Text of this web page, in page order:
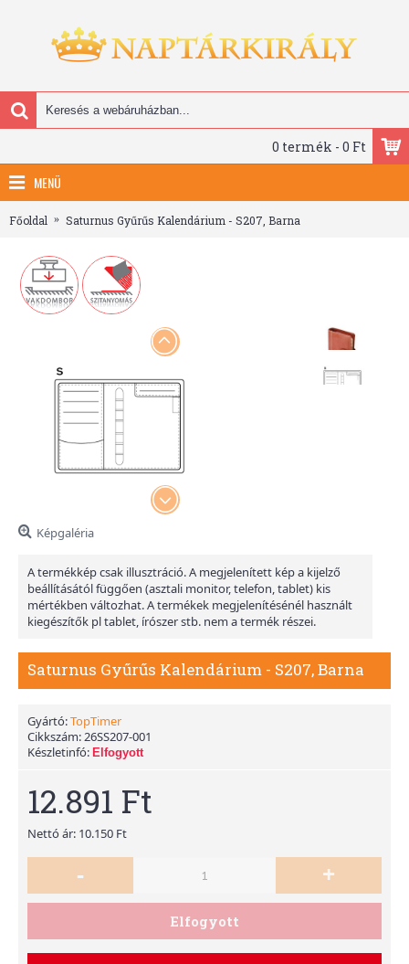
0 termék - 0 Ft
MENÜ
Főoldal Saturnus Gyűrűs Kalendárium - S207, Barna
Képgaléria
A termékkép csak illusztráció. A megjelenített kép a kijelző
beállításától függően (asztali monitor, telefon, tablet) kis
mértékben változhat. A termékek megjelenítésénél használt
kiegészítők pl tablet, írószer stb. nem a termék részei.
Saturnus Gyűrűs Kalendárium - S207, Barna
Gyártó:TopTimer
Cikkszám:26SS207-001
Készletinfó: Elfogyott
12.891 Ft
Nettó ár: 10.150 Ft
- +
Elfogyott